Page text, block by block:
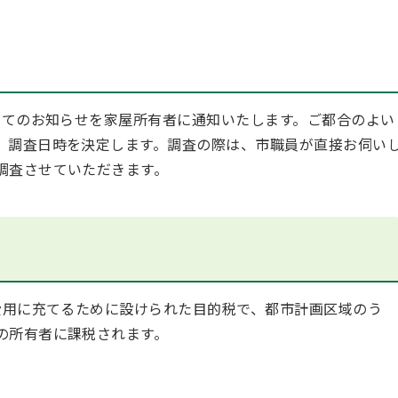
お知らせを家屋所有者に通知いたします。ご都合のよい
査日時を決定します。調査の際は、市職員が直接お伺い
させていただきます。
充てるために設けられた目的税で、都市計画区域のう
有者に課税されます。